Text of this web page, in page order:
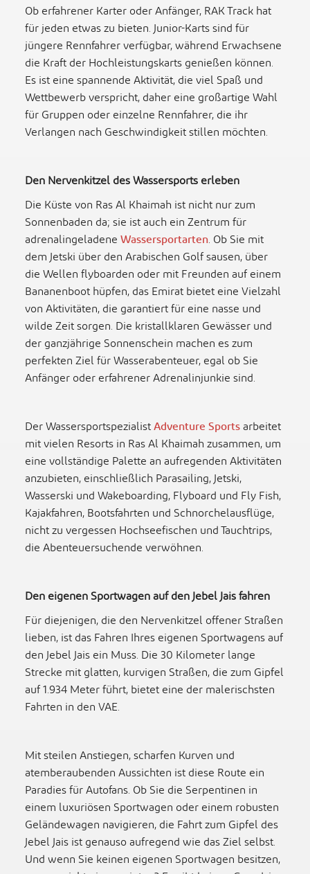
Ob erfahrener Karter oder Anfänger, RAK Track hat
für jeden etwas zu bieten. Junior-Karts sind für
jüngere Rennfahrer verfügbar, während Erwachsene
die Kraft der Hochleistungskarts genießen können.
Es ist eine spannende Aktivität, die viel Spaß und
Wettbewerb verspricht, daher eine großartige Wahl
für Gruppen oder einzelne Rennfahrer, die ihr
Verlangen nach Geschwindigkeit stillen möchten.
Den Nervenkitzel des Wassersports erleben
Die Küste von Ras Al Khaimah ist nicht nur zum
Sonnenbaden da; sie ist auch ein Zentrum für
adrenalingeladeneWassersportarten. Ob Sie mit
dem Jetski über den Arabischen Golf sausen, über
die Wellen flyboarden oder mit Freunden auf einem
Bananenboot hüpfen, das Emirat bietet eine Vielzahl
von Aktivitäten, die garantiert für eine nasse und
wilde Zeit sorgen. Die kristallklaren Gewässer und
der ganzjährige Sonnenschein machen es zum
perfekten Ziel für Wasserabenteuer, egal ob Sie
Anfänger oder erfahrener Adrenalinjunkie sind.
Der WassersportspezialistAdventure Sportsarbeitet
mit vielen Resorts in Ras Al Khaimah zusammen, um
eine vollständige Palette an aufregenden Aktivitäten
anzubieten, einschließlich Parasailing, Jetski,
Wasserski und Wakeboarding, Flyboard und Fly Fish,
Kajakfahren, Bootsfahrten und Schnorchelausflüge,
nicht zu vergessen Hochseefischen und Tauchtrips,
die Abenteuersuchende verwöhnen.
Den eigenen Sportwagen auf den Jebel Jais fahren
Für diejenigen, die den Nervenkitzel offener Straßen
lieben, ist das Fahren Ihres eigenen Sportwagens auf
den Jebel Jais ein Muss. Die 30 Kilometer lange
Strecke mit glatten, kurvigen Straßen, die zum Gipfel
auf 1.934 Meter führt, bietet eine der malerischsten
Fahrten in den VAE.
Mit steilen Anstiegen, scharfen Kurven und
atemberaubenden Aussichten ist diese Route ein
Paradies für Autofans. Ob Sie die Serpentinen in
einem luxuriösen Sportwagen oder einem robusten
Geländewagen navigieren, die Fahrt zum Gipfel des
Jebel Jais ist genauso aufregend wie das Ziel selbst.
Und wenn Sie keinen eigenen Sportwagen besitzen,